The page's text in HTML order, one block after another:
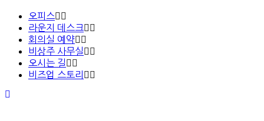
오피스
라운지 데스크
회의실 예약
비상주 사무실
오시는 길
비즈업 스토리